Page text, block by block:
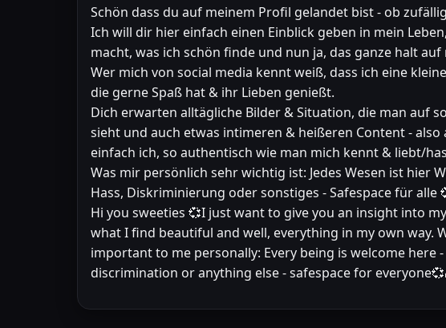
Schön dass du auf meinem Profil gelandet bist - ob
Ich will dir hier einfach einen Einblick geben in mein
macht, was ich schön finde und nun ja, das ganze halt auf
Wer mich von social media kennt weiß, dass ich eine
die gerne Spaß hat & ihr Lieben genießt.
Dich erwarten alltägliche Bilder & Situation, die man auf
sieht und auch etwas intimeren & heißeren Content - also
einfach ich, so authentisch wie man mich kennt & liebt/
Was mir persönlich sehr wichtig ist: Jedes Wesen ist hier
Hass, Diskriminierung oder sonstiges - Safespace für alle
Hi you sweeties 💞I just want to give you an insight into
what I find beautiful and well, everything in my own way.
important to me personally: Every being is welcome here
discrimination or anything else - safespace for